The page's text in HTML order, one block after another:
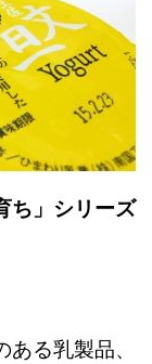
ち」シリーズ
る乳製品、